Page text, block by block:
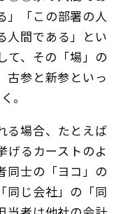
」「この部署の人
人間である」とい
て、その「場」の
古参と新参といっ
。
る場合、たとえば
げるカーストのよ
同士の「ヨコ」の
同じ会社」の「同